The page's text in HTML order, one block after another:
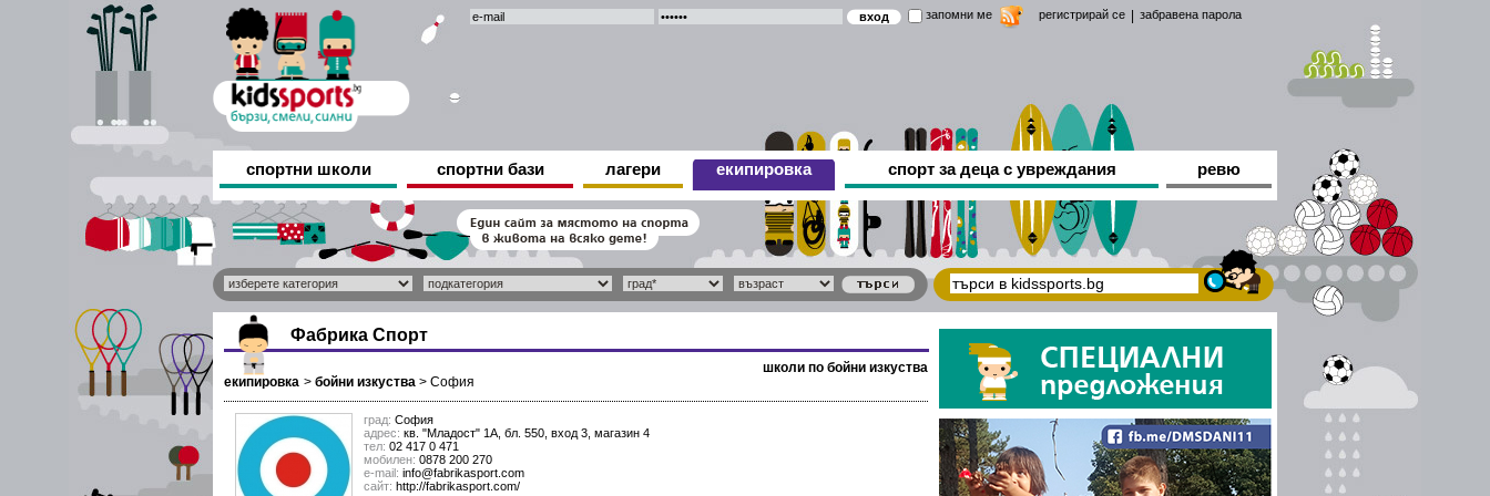
запомни ме регистрирай се забравена парола
спортни школи спортни бази лагери екипировка спорт за деца с увреждания ревю
Фабрика Спорт
екипировка > бойни изкуства > София
школи по бойни изкуства
град: София
адрес: кв. "Младост" 1А, бл. 550, вход 3, магазин 4
тел: 02 417 0 471
мобилен: 0878 200 270
е-mail: info@fabrikasport.com
сайт: http://fabrikasport.com/